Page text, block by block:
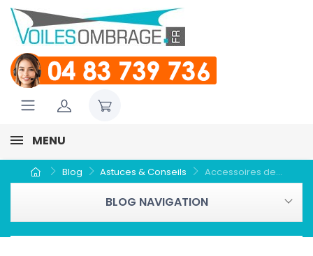
MENU
Blog Astuces & Conseils Accessoires de...
BLOG NAVIGATION